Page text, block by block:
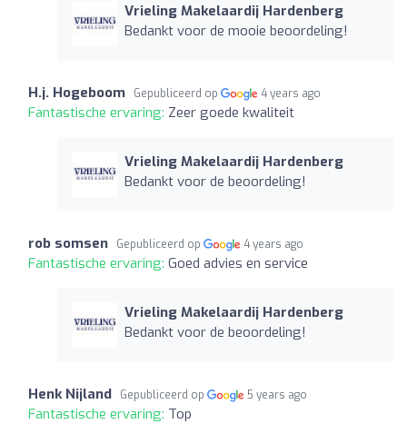
Vrieling Makelaardij Hardenberg
Bedankt voor de mooie beoordeling!
H.j. Hogeboom Gepubliceerd op 4 years ago
Fantastische ervaring: Zeer goede kwaliteit
Vrieling Makelaardij Hardenberg
Bedankt voor de beoordeling!
rob somsen Gepubliceerd op 4 years ago
Fantastische ervaring: Goed advies en service
Vrieling Makelaardij Hardenberg
Bedankt voor de beoordeling!
Henk Nijland Gepubliceerd op 5 years ago
Fantastische ervaring: Top